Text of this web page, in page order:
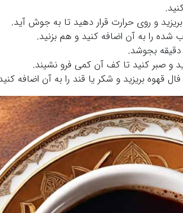
و روی حرارت قرار دهید تا به جوش آید.
را به آن اضافه کنید و هم بزنید.
و صبر کنید تا کف آن کمی فرو نشیند.
قهوه بریزید و شکر یا قند را به آن اضافه